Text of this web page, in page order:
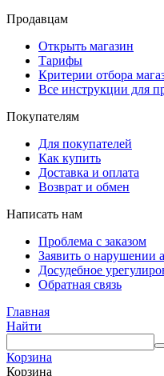
Продавцам
Открыть магазин
Тарифы
Критерии отбора
Все инструкции для
Покупателям
Для покупателей
Как купить
Доставка и оплата
Возврат и обмен
Написать нам
Проблема с заказом
Заявить о нарушении
Досудебное
Обратная связь
Главная
Найти
Корзина
Корзина